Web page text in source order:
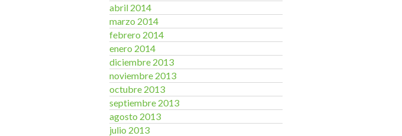
abril 2014
marzo 2014
febrero 2014
enero 2014
diciembre 2013
noviembre 2013
octubre 2013
septiembre 2013
agosto 2013
julio 2013